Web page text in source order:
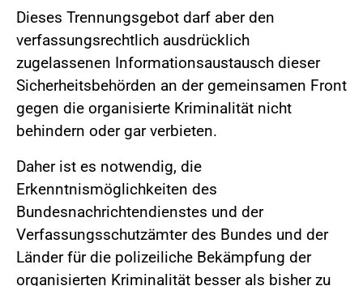
Dieses Trennungsgebot darf aber den
verfassungsrechtlich ausdrücklich
zugelassenen Informationsaustausch dieser
Sicherheitsbehörden an der gemeinsamen Front
gegen die organisierte Kriminalität nicht
behindern oder gar verbieten.
Daher ist es notwendig, die
Erkenntnismöglichkeiten des
Bundesnachrichtendienstes und der
Verfassungsschutzämter des Bundes und der
Länder für die polizeiliche Bekämpfung der
organisierten Kriminalität besser als bisher zu